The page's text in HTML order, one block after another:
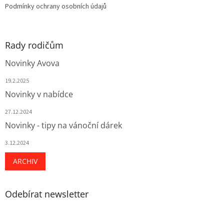
Podmínky ochrany osobních údajů
Rady rodičům
Novinky Avova
19.2.2025
Novinky v nabídce
27.12.2024
Novinky - tipy na vánoční dárek
3.12.2024
ARCHIV
Odebírat newsletter